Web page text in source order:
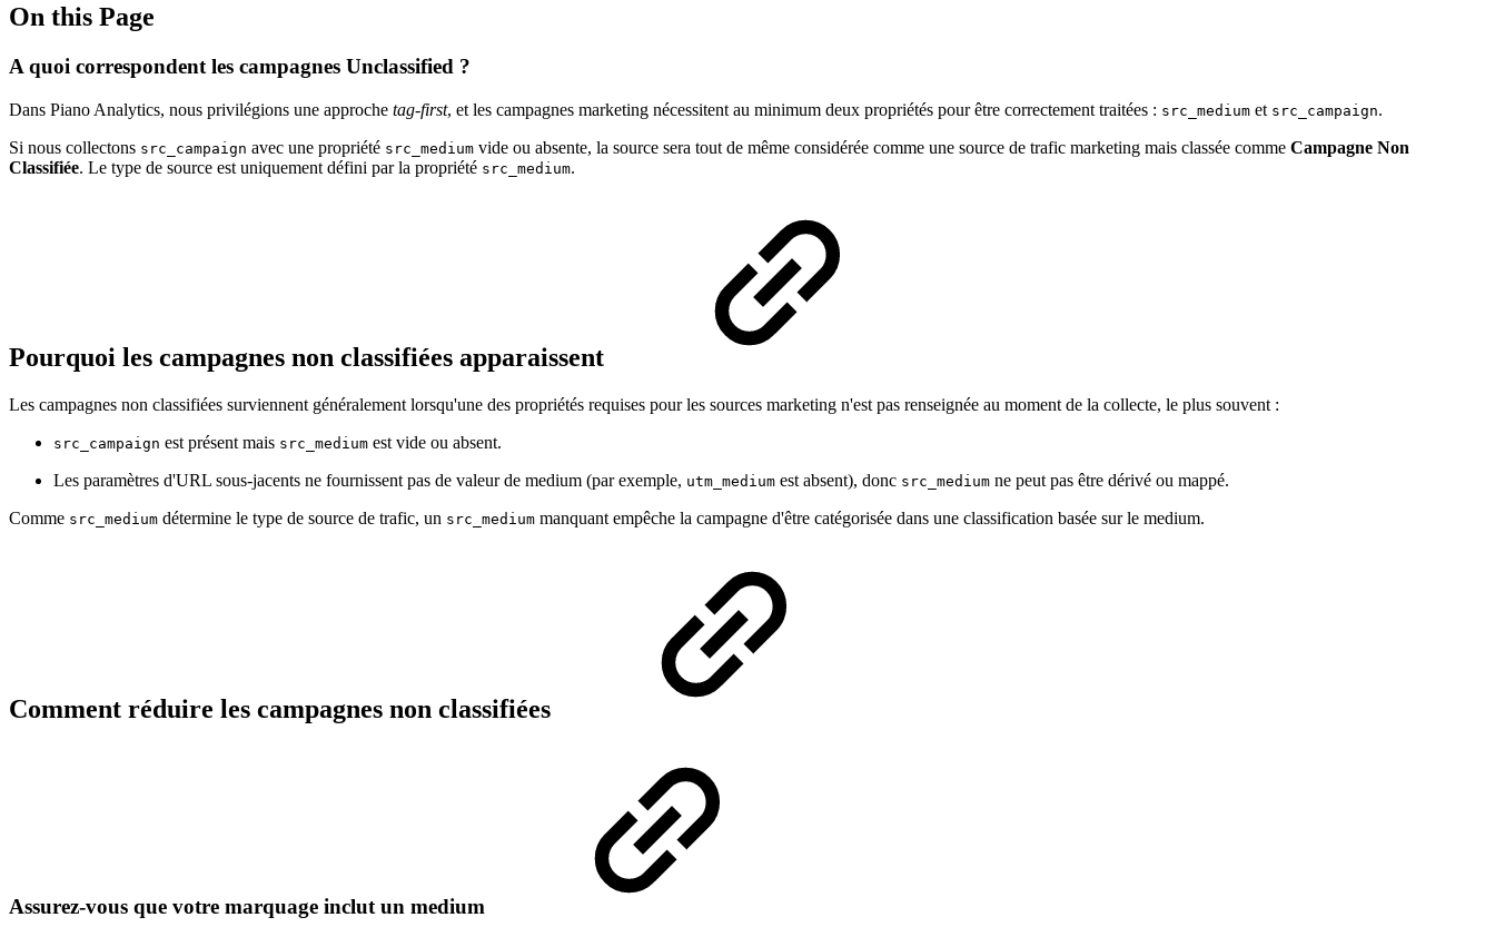
On this Page
A quoi correspondent les campagnes Unclassified ?
Dans Piano Analytics, nous privilégions une approche tag-first, et les campagnes marketing nécessitent au minimum deux propriétés pour être correctement traitées : src_medium et src_campaign.
Si nous collectons src_campaign avec une propriété src_medium vide ou absente, la source sera tout de même considérée comme une source de trafic marketing mais classée comme Campagne Non
Classifiée. Le type de source est uniquement défini par la propriété src_medium.
Pourquoi les campagnes non classifiées apparaissent
Les campagnes non classifiées surviennent généralement lorsqu'une des propriétés requises pour les sources marketing n'est pas renseignée au moment de la collecte, le plus souvent :
src_campaign est présent mais src_medium est vide ou absent.
Les paramètres d'URL sous-jacents ne fournissent pas de valeur de medium (par exemple, utm_medium est absent), donc src_medium ne peut pas être dérivé ou mappé.
Comme src_medium détermine le type de source de trafic, un src_medium manquant empêche la campagne d'être catégorisée dans une classification basée sur le medium.
Comment réduire les campagnes non classifiées
Assurez-vous que votre marquage inclut un medium